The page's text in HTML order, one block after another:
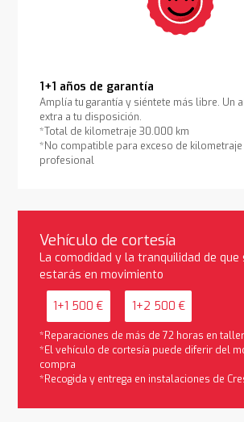
1+1 años de garantía
Amplía tu garantía y siéntete más libre. Un
extra a tu disposición.
*Total de kilometraje 30.000 km
*No compatible para exceso de
profesional
Vehículo de cortesía
La comodidad y la tranquilidad de que
estarás en movimiento
1+1 500 € 1+2 500 €
*Reparaciones de más de 72 horas en taller
*El vehículo de cortesía puede diferir del
compra
*Recogida y entrega en instalaciones de